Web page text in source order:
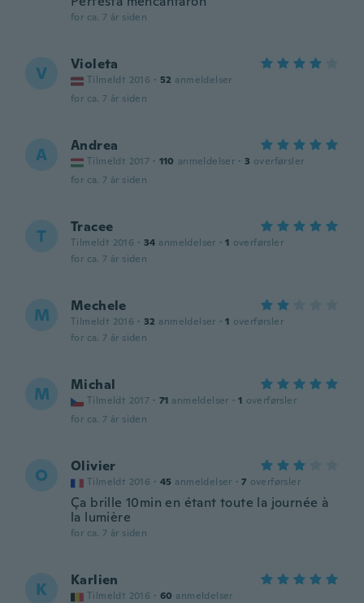
for ca. 7 år siden
V Violeta
Tilmeldt 2016 · 52 anmeldelser
for ca. 7 år siden
A Andrea
Tilmeldt 2017 · 110 anmeldelser · 3 overførsler
for ca. 7 år siden
T Tracee
Tilmeldt 2016 · 34 anmeldelser · 1 overførsler
for ca. 7 år siden
M Mechele
Tilmeldt 2016 · 32 anmeldelser · 1 overførsler
for ca. 7 år siden
M Michal
Tilmeldt 2017 · 71 anmeldelser · 1 overførsler
for ca. 7 år siden
O Olivier
Tilmeldt 2016 · 45 anmeldelser · 7 overførsler
Ça brille 10min en étant toute la journée à
la lumière
for ca. 7 år siden
K Karlien
Tilmeldt 2016 · 60 anmeldelser